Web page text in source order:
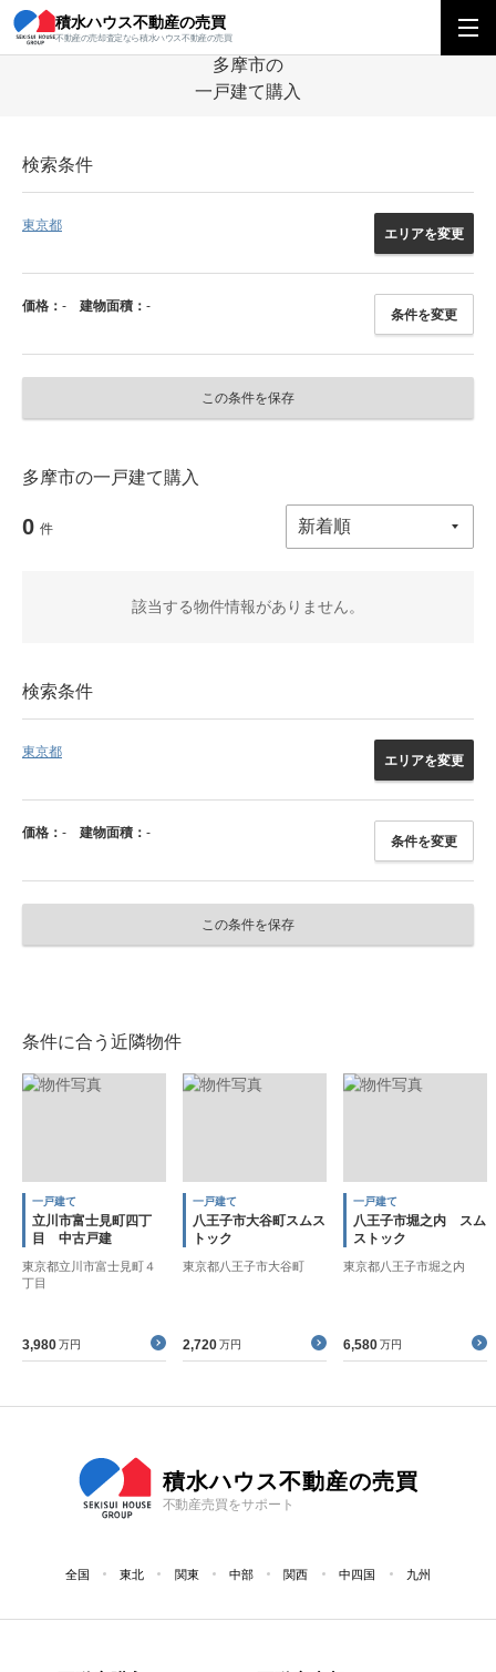
積水ハウス不動産の売買
不動産の売却査定なら積水ハウス不動産の売買
積水ハウス不動産の売買 関東エリア 多摩市の一戸
多摩市の
一戸建て購入
検索条件
東京都
エリアを変更
価格： - 建物面積： -
条件を変更
この条件を保存
多摩市の一戸建て購入
0 件
該当する物件情報がありません。
検索条件
東京都
エリアを変更
価格： - 建物面積： -
条件を変更
この条件を保存
条件に合う近隣物件
一戸建て
立川市富士見町四丁
目 中古戸建
東京都立川市富士見町４
丁目
3,980 万円
一戸建て
八王子市大谷町スムス
トック
東京都八王子市大谷町
2,720 万円
一戸建て
八王子市堀之内 スム
ストック
東京都八王子市堀之内
6,580 万円
積水ハウス不動産の売買
不動産売買をサポート
全国 東北 関東 中部 関西 中四国 九州